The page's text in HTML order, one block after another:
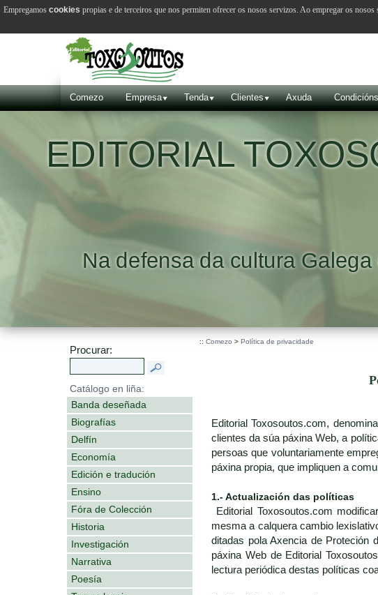
Comezo Empresa Tenda Clientes Axuda Condicións
EDITORIAL
Na defensa da cultura
Procurar:
Catálogo en liña:
Banda deseñada
Biografías
Delfín
Economía
Edición e tradución
Ensino
Fóra de Colección
Historia
Investigación
Narrativa
Poesía
:: Comezo > Política de privacidade
Editorial Toxosoutos.com,
clientes da súa páxina Web, a
persoas que voluntariamente
páxina propia, que impliquen a
1.- Actualización das políticas
Editorial Toxosoutos.com
mesma a calquera cambio
ditadas pola Axencia de Proteción
páxina Web de Editorial
lectura periódica destas políticas
Empregamos cookies propias e de terceiros que nos permiten ofrecer os nosos servizos. Ao empregar os nosos